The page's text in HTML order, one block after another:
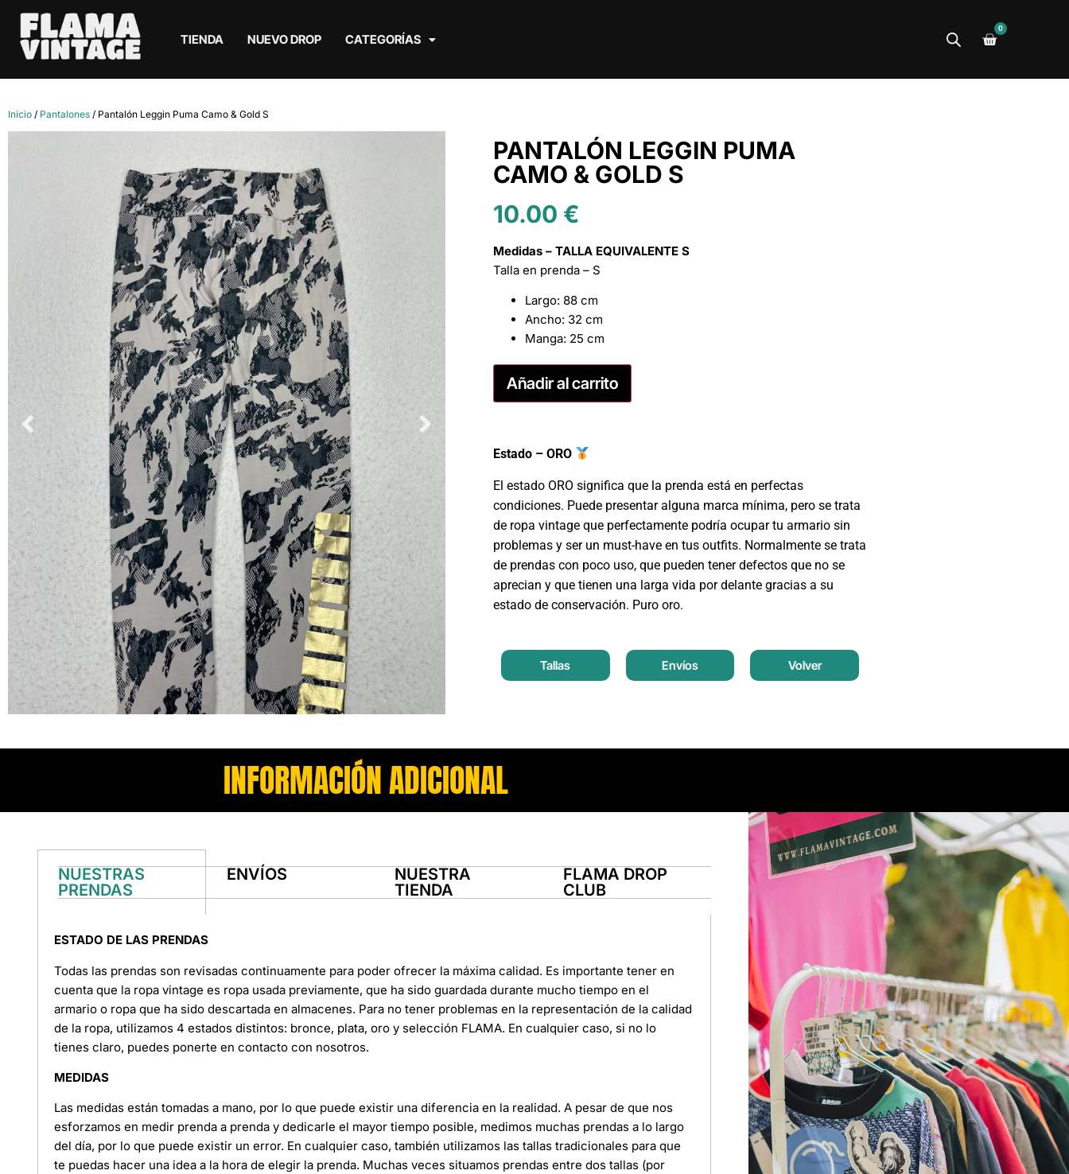
TIENDA NUEVO DROP CATEGORÍAS
0
Inicio / Pantalones / Pantalón Leggin Puma Camo & Gold S
PANTALÓN LEGGIN PUMA
CAMO & GOLD S
10.00 €
Medidas – TALLA EQUIVALENTE S
Talla en prenda – S
Largo: 88 cm
Ancho: 32 cm
Manga: 25 cm
Añadir al carrito
Estado – ORO
El estado ORO significa que la prenda está en perfectas
condiciones. Puede presentar alguna marca mínima, pero se trata
de ropa vintage que perfectamente podría ocupar tu armario sin
problemas y ser un must-have en tus outfits. Normalmente se trata
de prendas con poco uso, que pueden tener defectos que no se
aprecian y que tienen una larga vida por delante gracias a su
estado de conservación. Puro oro.
Tallas Envíos Volver
INFORMACIÓN ADICIONAL
NUESTRAS
PRENDAS
ENVÍOS
NUESTRA
TIENDA
FLAMA DROP
CLUB
ESTADO DE LAS PRENDAS
Todas las prendas son revisadas continuamente para poder ofrecer la máxima calidad. Es importante tener en
cuenta que la ropa vintage es ropa usada previamente, que ha sido guardada durante mucho tiempo en el
armario o ropa que ha sido descartada en almacenes. Para no tener problemas en la representación de la calidad
de la ropa, utilizamos 4 estados distintos: bronce, plata, oro y selección FLAMA. En cualquier caso, si no lo
tienes claro, puedes ponerte en contacto con nosotros.
MEDIDAS
Las medidas están tomadas a mano, por lo que puede existir una diferencia en la realidad. A pesar de que nos
esforzamos en medir prenda a prenda y dedicarle el mayor tiempo posible, medimos muchas prendas a lo largo
del día, por lo que puede existir un error. En cualquier caso, también utilizamos las tallas tradicionales para que
te puedas hacer una idea a la hora de elegir la prenda. Muchas veces situamos prendas entre dos tallas (por